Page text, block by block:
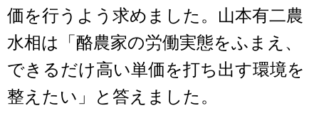
価を行うよう求めました。山本有二農
水相は「酪農家の労働実態をふまえ、
できるだけ高い単価を打ち出す環境を
整えたい」と答えました。